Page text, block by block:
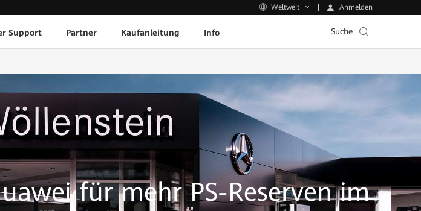
Weltweit Anmelden
Support Partner Kaufanleitung Info Suche
für mehr PS-Reserven im